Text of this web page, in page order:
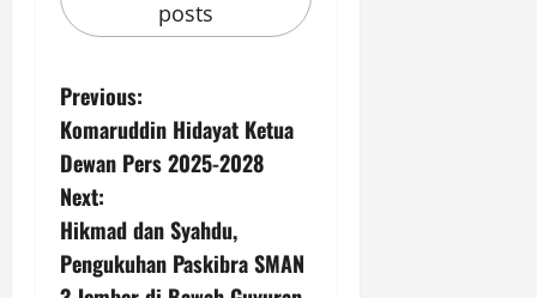
posts
P
o
s
t
Previous:
Komaruddin Hidayat Ketua
Dewan Pers 2025-2028
Next:
Hikmad dan Syahdu,
Pengukuhan Paskibra SMAN